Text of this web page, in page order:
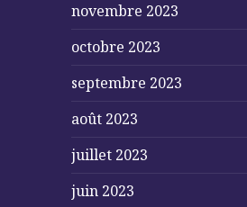
novembre 2023
octobre 2023
septembre 2023
août 2023
juillet 2023
juin 2023